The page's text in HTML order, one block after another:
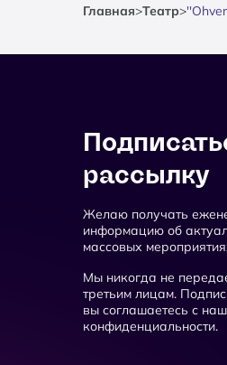
Главная>Театр>
рассылку
Желаю получать
информацию об
массовых
Мы никогда не
третьим лицам.
вы соглашаетесь с
конфиденциальности.